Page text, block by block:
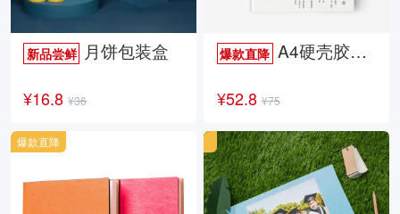
新品尝鲜 月饼包装盒
¥16.8 ¥36
爆款直降A4硬壳胶装照片书34p哑膜
¥52.8 ¥75
爆款直降